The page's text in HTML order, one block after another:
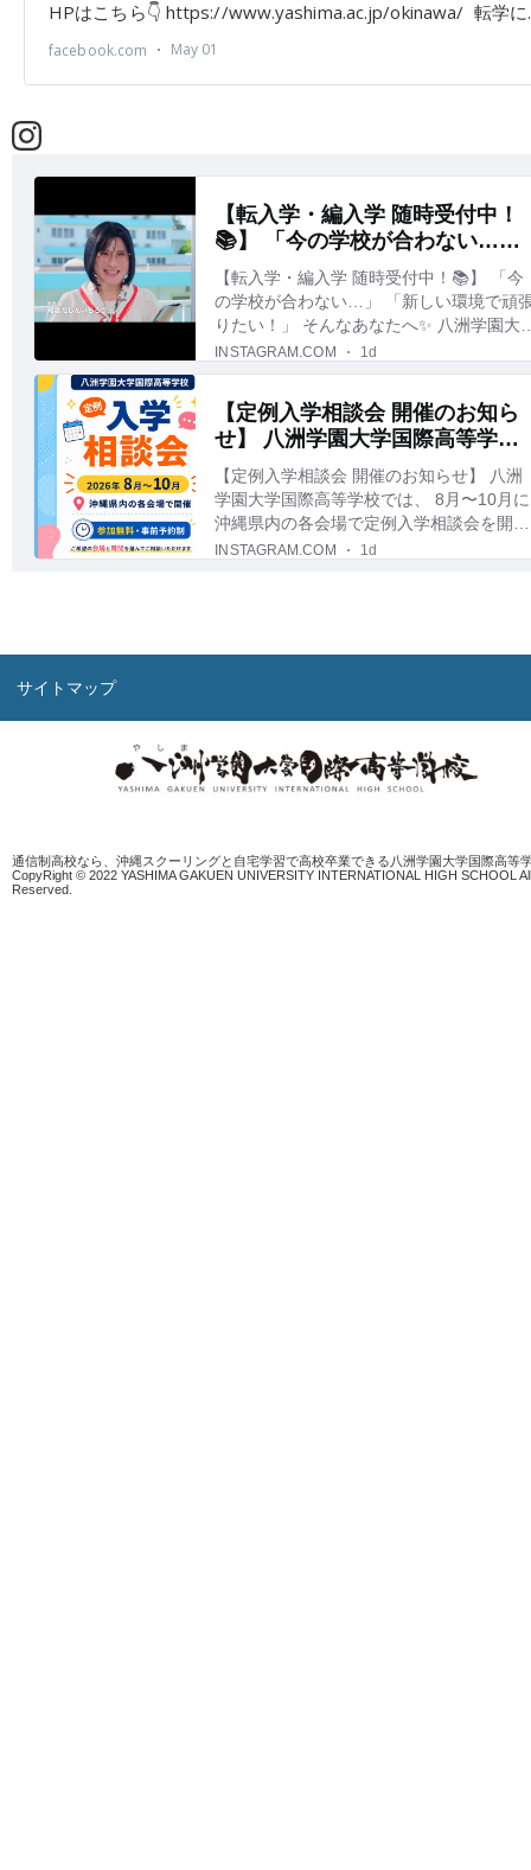
サイトマップ
通信制高校なら、沖縄スクーリングと自宅学習で高校卒業できる八洲学園大学国際高等
CopyRight © 2022 YASHIMA GAKUEN UNIVERSITY INTERNATIONAL HIGH SCHOOL
Reserved.